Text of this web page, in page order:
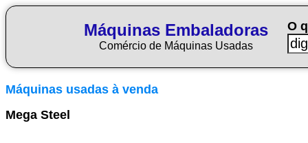
Máquinas Embaladoras
Comércio de Máquinas Usadas
O
Máquinas usadas à venda
Mega Steel